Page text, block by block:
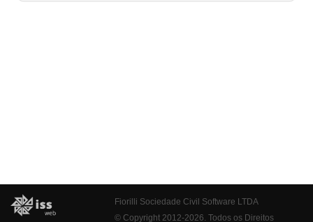
Fiorilli Sociedade Civil Software LTDA
© Copyright 2012-2026. Todos os Direitos